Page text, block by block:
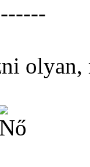
olyan,